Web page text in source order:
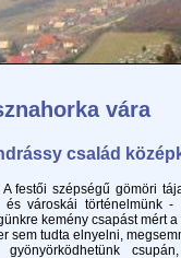
vára
család
szépségű gömöri tájat
és városkái történelmünk
kemény csapást mért
sem tudta elnyelni,
gyönyörködhetünk